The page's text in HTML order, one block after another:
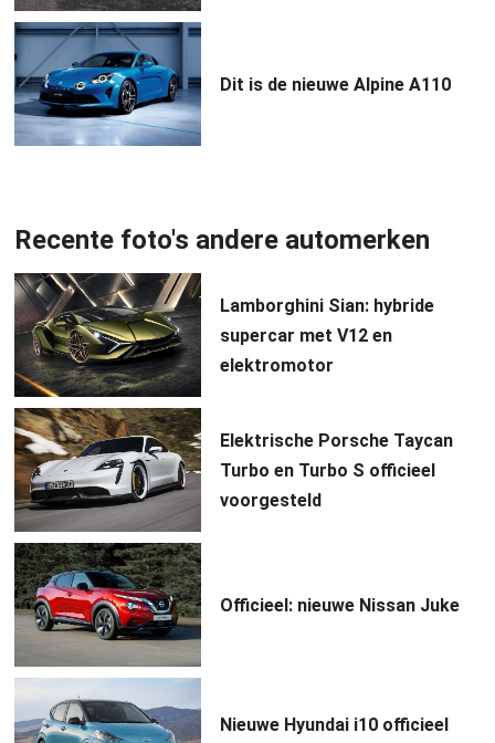
Dit is de nieuwe Alpine A110
Recente foto's andere automerken
Lamborghini Sian: hybride
supercar met V12 en
elektromotor
Elektrische Porsche Taycan
Turbo en Turbo S officieel
voorgesteld
Officieel: nieuwe Nissan Juke
Nieuwe Hyundai i10 officieel